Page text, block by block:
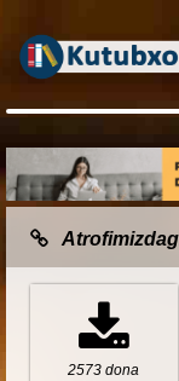
2573 dona